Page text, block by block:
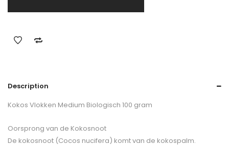
Description
Kokos Vlokken Medium Biologisch 100 gram
Oorsprong van de Kokosnoot
De kokosnoot (Cocos nucifera) komt van de kokospalm.